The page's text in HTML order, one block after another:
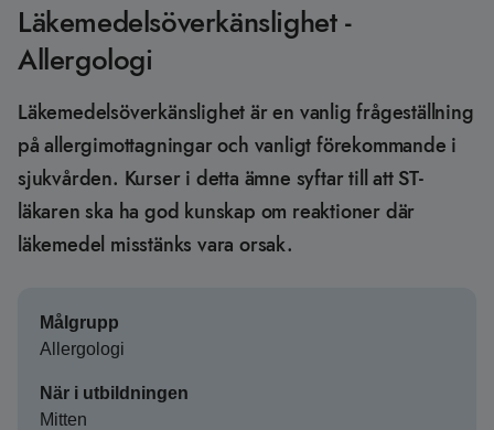
Läkemedelsöverkänslighet -
Allergologi
Läkemedelsöverkänslighet är en vanlig frågeställning
på allergimottagningar och vanligt förekommande i
sjukvården. Kurser i detta ämne syftar till att ST-
läkaren ska ha god kunskap om reaktioner där
läkemedel misstänks vara orsak.
Målgrupp
Allergologi
När i utbildningen
Mitten